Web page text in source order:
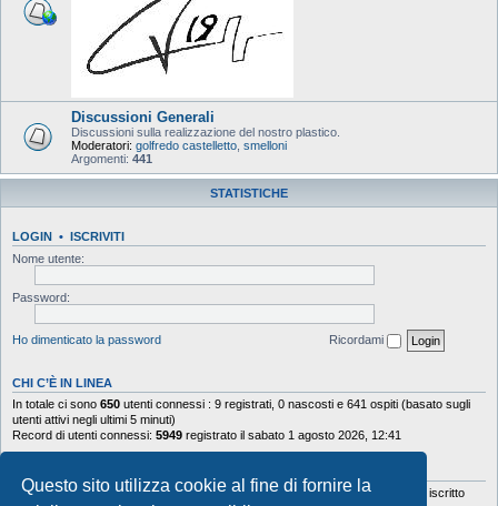
Questo sito utilizza cookie al fine di fornire la
Discussioni Generali
Discussioni sulla realizzazione del nostro plastico.
Moderatori: golfredo castelletto smelloni
Argomenti: 441
STATISTICHE
LOGIN • ISCRIVITI
Nome utente:
Password:
Ho dimenticato la password Ricordami
CHI C’È IN LINEA
In totale ci sono 650 utenti connessi : 9 registrati, 0 nascosti e 641 ospiti (basato sugli
utenti attivi negli ultimi 5 minuti)
Record di utenti connessi: 5949 registrato il sabato 1 agosto 2026, 12:41
Totale messaggi103644• Totale argomenti 9878• Totale iscritti 5630
• Ultimo iscritto